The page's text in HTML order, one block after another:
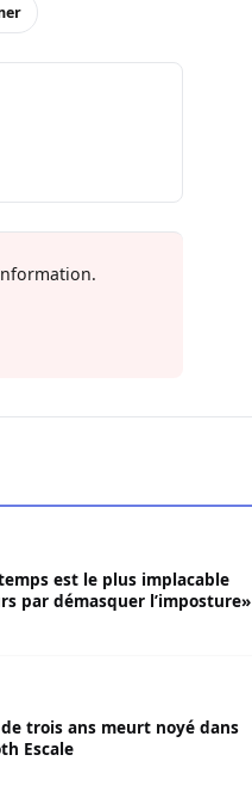
est le plus implacable
par démasquer l’imposture»
trois ans meurt noyé dans
Escale